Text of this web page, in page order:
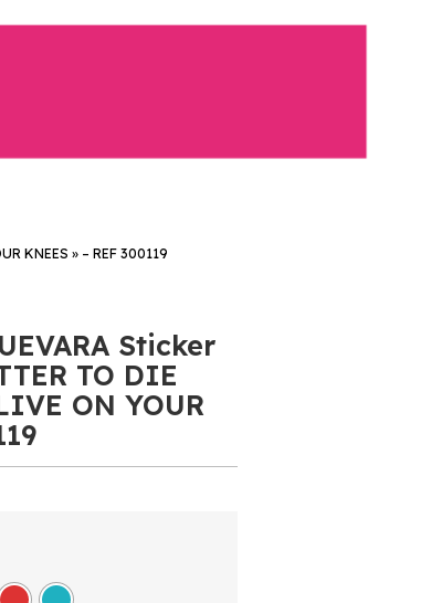
KNEES » – REF 300119
Sticker
TO DIE
ON YOUR